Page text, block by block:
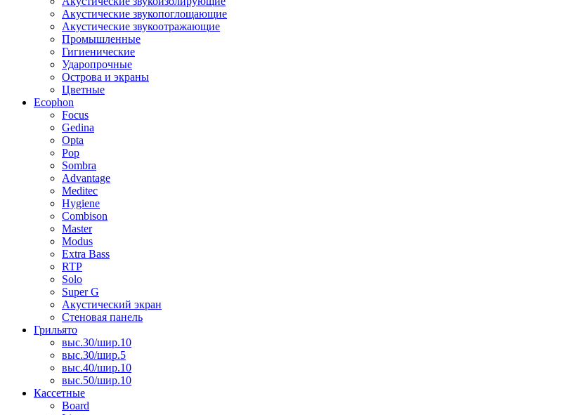
Акустические звукопоглощающие
Акустические звукоотражающие
Промышленные
Гигиенические
Ударопрочные
Острова и экраны
Цветные
Ecophon
Focus
Gedina
Opta
Pop
Sombra
Advantage
Meditec
Hygiene
Combison
Master
Modus
Extra Bass
RTP
Solo
Super G
Акустический экран
Стеновая панель
Грильято
выс.30/шир.10
выс.30/шир.5
выс.40/шир.10
выс.50/шир.10
Кассетные
Board